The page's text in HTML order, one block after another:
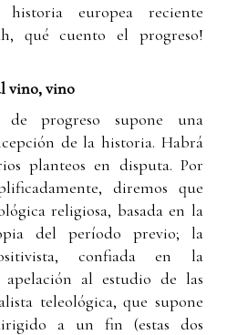
europea reciente
qué cuento el progreso!
vino, vino
de progreso supone una
de la historia. Habrá
planteos en disputa. Por
diremos que
religiosa, basada en la
del período previo; la
confiada en la
al estudio de las
teleológica, que supone
a un fin (estas dos